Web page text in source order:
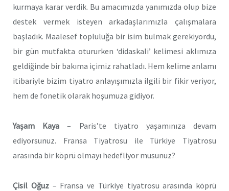
kurmaya karar verdik. Bu amacımızda yanımızda olup bize
destek vermek isteyen arkadaşlarımızla çalışmalara
başladık. Maalesef topluluğa bir isim bulmak gerekiyordu,
bir gün mutfakta otururken ‘didaskali’ kelimesi aklımıza
geldiğinde bir bakıma içimiz rahatladı. Hem kelime anlamı
itibariyle bizim tiyatro anlayışımızla ilgili bir fikir veriyor,
hem de fonetik olarak hoşumuza gidiyor.
Yaşam Kaya – Paris’te tiyatro yaşamınıza devam
ediyorsunuz. Fransa Tiyatrosu ile Türkiye Tiyatrosu
arasında bir köprü olmayı hedefliyor musunuz?
Çisil Oğuz– Fransa ve Türkiye tiyatrosu arasında köprü